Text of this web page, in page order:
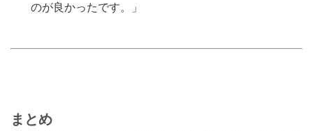
のが良かったです。」
まとめ